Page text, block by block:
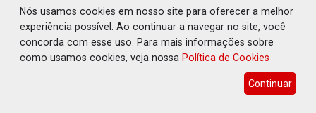
Gastronomia 08 de Agosto de 2026 às 09:00
Prepare um acém bovino de um jeito que vai agradar todo
tipo de paladar
Nós usamos cookies em nosso site para oferecer a melhor
experiência possível. Ao continuar a navegar no site, você
concorda com esse uso. Para mais informações sobre
como usamos cookies, veja nossa Política de Cookies
Continuar